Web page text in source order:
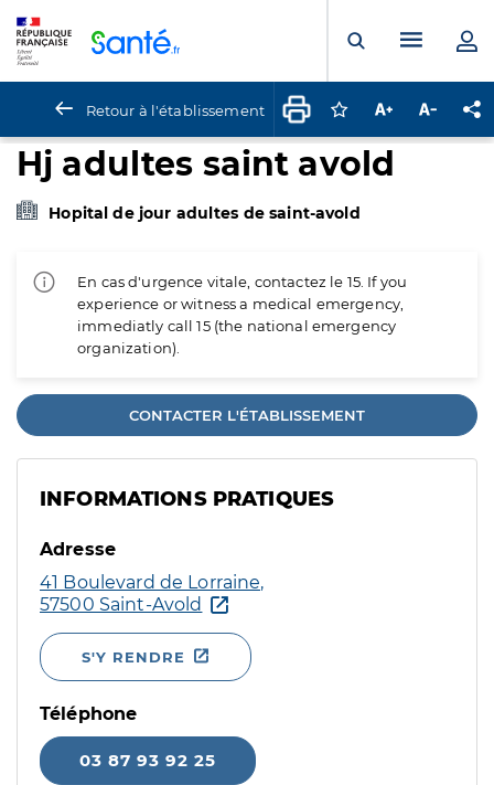
Ouvrir laMenu
Retour à l'établissement Connectez-vous
Augmenter la
Hj adultes saint avold
Hopital de jour adultes de saint-avold
En cas d'urgence vitale, contactez le 15. If you
experience or witness a medical emergency,
immediatly call 15 (the national emergency
organization).
CONTACTER L'ÉTABLISSEMENT
INFORMATIONS PRATIQUES
Adresse
41 Boulevard de Lorraine,
57500 Saint-Avold
S'Y RENDRE
Téléphone
03 87 93 92 25